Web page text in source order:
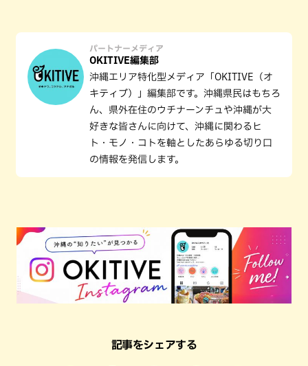
パートナーメディア
OKITIVE編集部
沖縄エリア特化型メディア「OKITIVE（オ
キティブ）」編集部です。沖縄県民はもちろ
ん、県外在住のウチナーンチュや沖縄が大
好きな皆さんに向けて、沖縄に関わるヒ
ト・モノ・コトを軸としたあらゆる切り口
の情報を発信します。
記事をシェアする